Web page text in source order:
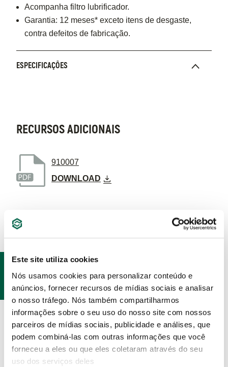
Este site utiliza cookies
Nós usamos cookies para personalizar conteúdo e
anúncios, fornecer recursos de mídias sociais e analisar
o nosso tráfego. Nós também compartilharmos
informações sobre o seu uso do nosso site com nossos
parceiros de mídias sociais, publicidade e análises, que
podem combiná-las com outras informações que você
forneceu a eles ou que eles coletaram através do seu
uso dos serviços deles
Acompanha filtro lubrificador.
Garantia: 12 meses* exceto itens de desgaste,
contra defeitos de fabricação.
ESPECIFICAÇÕES
RECURSOS ADICIONAIS
910007
DOWNLOAD
PRODUTOS
RELACIONADOS